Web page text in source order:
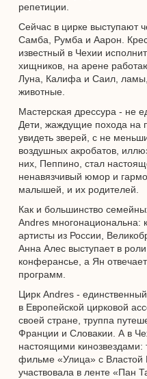
репетиции.
Сейчас в цирке выступают
Самба, Румба и Аарон.
известный в Чехии
хищников, на арене
Луна, Калифа и Саил,
животные.
Мастерская дрессура - не
Дети, жаждущие похода на
увидеть зверей, с не
воздушных акробатов,
них, Пеппино, стал
ненавязчивый юмор и
малышей, и их родителей.
Как и большинство
Andres многонациональна:
артисты из России,
Анна Алес выступает в
конферансье, а Ян
программ.
Цирк Andres -
в Европейской цирковой
своей стране, труппа
Франции и Словакии. А в
настоящими кинозвездами:
фильме «Улица» с Властой
участвовала в ленте «Пан